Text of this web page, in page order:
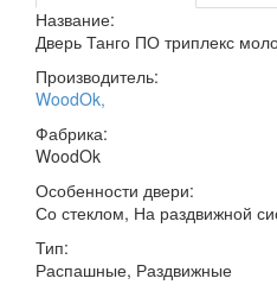
Название:
Дверь Танго ПО триплекс
Производитель:
WoodOk,
Фабрика:
WoodOk
Особенности двери:
Со стеклом, На раздвижной
Тип:
Распашные, Раздвижные